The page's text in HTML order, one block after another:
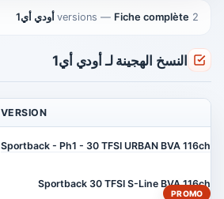
2 versions
— Fiche complète أودي أي1
النسخ الهجينة لـ أودي أي1
VERSION
Sportback - Ph1 - 30 TFSI URBAN BVA 116ch
Sportback 30 TFSI S-Line BVA 116ch
PROMO